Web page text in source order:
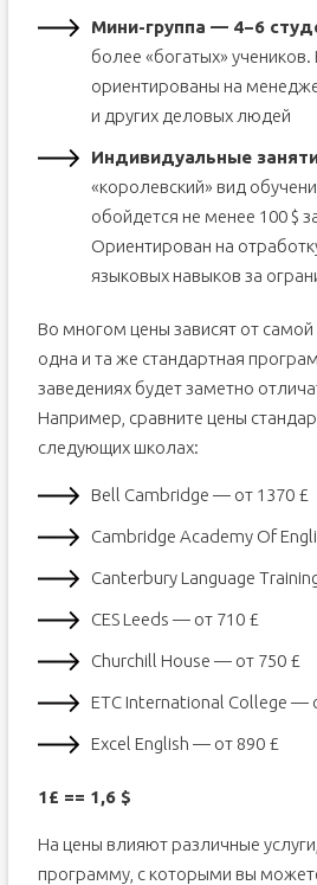
Мини-группа — 4−6
более «богатых» учеников.
ориентированы на
и других деловых людей
Индивидуальные
«королевский» вид
обойдется не менее 100 $
Ориентирован на
языковых навыков за
Во многом цены зависят от
одна и та же стандартная
заведениях будет заметно
Например, сравните цены
следующих школах:
Bell Cambridge — от 1370 £
Cambridge Academy Of
Canterbury Language
CES Leeds — от 710 £
Churchill House — от 750 £
ETC International College —
Excel English — от 890 £
1£ == 1,6 $
На цены влияют различные
программу, с которыми вы